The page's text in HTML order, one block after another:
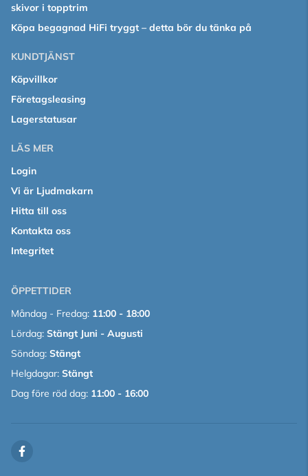
skivor i topptrim
Köpa begagnad HiFi tryggt – detta bör du tänka på
KUNDTJÄNST
Köpvillkor
Företagsleasing
Lagerstatusar
LÄS MER
Login
Vi är Ljudmakarn
Hitta till oss
Kontakta oss
Integritet
ÖPPETTIDER
Måndag - Fredag: 11:00 - 18:00
Lördag: Stängt Juni - Augusti
Söndag: Stängt
Helgdagar: Stängt
Dag före röd dag: 11:00 - 16:00